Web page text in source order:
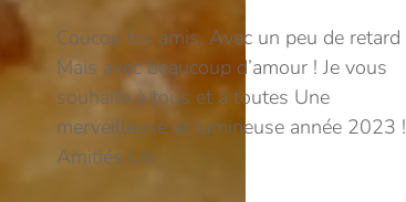
Coucou les amis, Avec un peu de retard
Mais avec beaucoup d’amour ! Je vous
souhaite à tous et à toutes Une
merveilleuse et lumineuse année 2023 !
Amitiés Lili